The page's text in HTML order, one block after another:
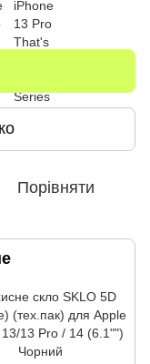
Порівняти